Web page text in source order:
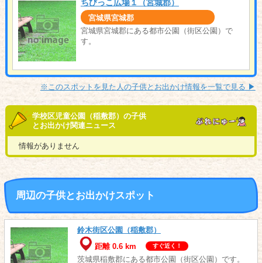
ちびっこ広場１（宮城郡）
宮城県宮城郡
宮城県宮城郡にある都市公園（街区公園）で
す。
※このスポットを見た人の子供とお出かけ情報を一覧で見る ▶︎
学校区児童公園（稲敷郡）の子供
とお出かけ関連ニュース
情報がありません
周辺の子供とお出かけスポット
鈴木街区公園（稲敷郡）
距離 0.6 km
すぐ近く！
茨城県稲敷郡にある都市公園（街区公園）です。